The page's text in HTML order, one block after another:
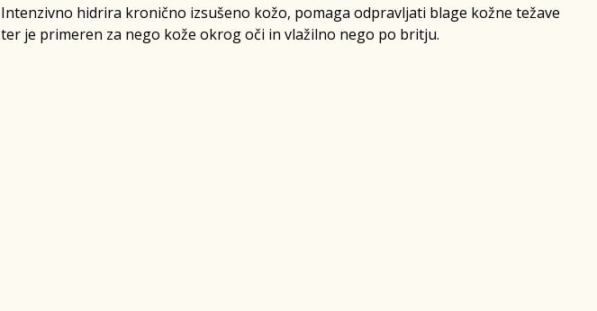
Intenzivno hidrira kronično izsušeno kožo, pomaga odpravljati blage kožne težave
ter je primeren za nego kože okrog oči in vlažilno nego po britju.